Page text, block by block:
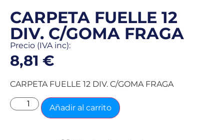
CARPETA FUELLE 12
DIV. C/GOMA FRAGA
Precio (IVA inc):
8,81 €
CARPETA FUELLE 12 DIV. C/GOMA FRAGA
Añadir al carrito